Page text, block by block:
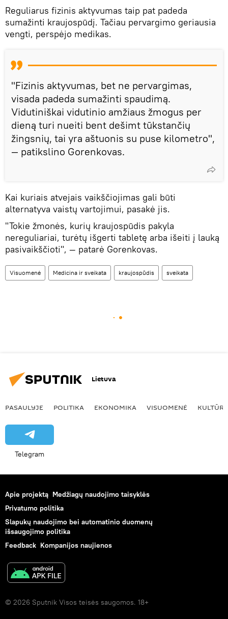
Reguliarus fizinis aktyvumas taip pat padeda
sumažinti kraujospūdį. Tačiau pervargimo geriausia
vengti, perspėjo medikas.
"Fizinis aktyvumas, bet ne pervargimas,
visada padeda sumažinti spaudimą.
Vidutiniškai vidutinio amžiaus žmogus per
dieną turi nueiti bent dešimt tūkstančių
žingsnių, tai yra aštuonis su puse kilometro",
— patikslino Gorenkovas.
Kai kuriais atvejais vaikščiojimas gali būti
alternatyva vaistų vartojimui, pasakė jis.
"Tokie žmonės, kurių kraujospūdis pakyla
nereguliariai, turėtų išgerti tabletę arba išeiti į lauką
pasivaikščioti", — patarė Gorenkovas.
Visuomenė Medicina ir sveikata kraujospūdis sveikata
Lietuva
PASAULYJE POLITIKA EKONOMIKA VISUOMENĖ KULTŪRA
Telegram
Apie projektą Medžiagų naudojimo taisyklės
Privatumo politika
Slapukų naudojimo bei automatinio duomenų
išsaugojimo politika
Feedback Kompanijos naujienos
© 2026 Sputnik Visos teisės saugomos. 18+